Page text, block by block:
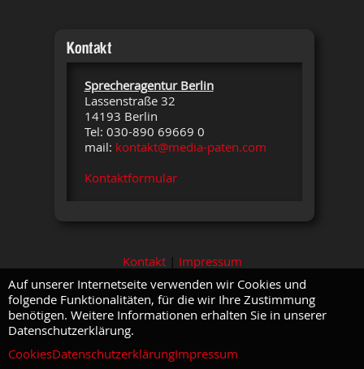
Kontakt
Sprecheragentur Berlin
Lassenstraße 32
14193 Berlin
Tel: 030-890 69669 0
mail: kontakt@media-paten.com
Kontaktformular
Kontakt| Impressum
Auf unserer Internetseite verwenden wir Cookies und
folgende Funktionalitäten, für die wir Ihre Zustimmung
benötigen. Weitere Informationen erhalten Sie in unserer
Datenschutzerklärung.
CookiesDatenschutzerklärungImpressum